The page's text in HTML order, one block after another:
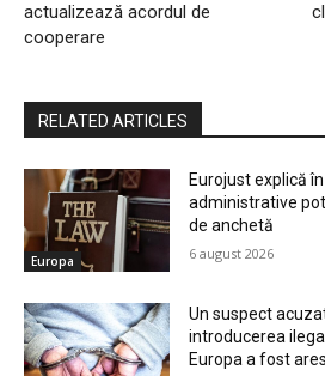
actualizează acordul de
cooperare
RELATED ARTICLES
Europa
Eurojust explică
administrative
de anchetă
6 august 2026
Un suspect
introducerea
Europa a fost